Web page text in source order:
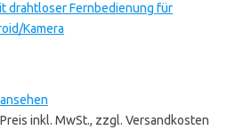
drahtloser Fernbedienung für
Kamera
Preis inkl. MwSt., zzgl. Versandkosten